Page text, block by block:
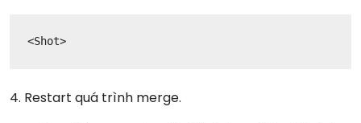
<Shot>
4. Restart quá trình merge.